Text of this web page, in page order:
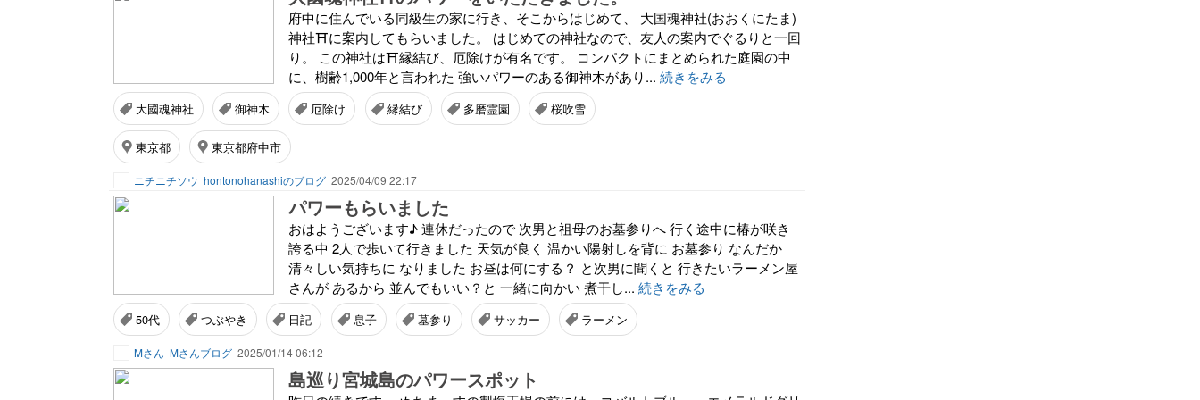
府中に住んでいる同級生の家に行き、そこからはじめて、 大国魂神社(おおくにたま)
神社⛩️に案内してもらいました。 はじめての神社なので、友人の案内でぐるりと一回
り。 この神社は⛩️縁結び、厄除けが有名です。 コンパクトにまとめられた庭園の中
に、樹齢1,000年と言われた 強いパワーのある御神木があり... 続きをみる
大國魂神社 御神木 厄除け 縁結び 多磨霊園 桜吹雪
東京都 東京都府中市
ニチニチソウ hontonohanashiのブログ 2025/04/09 22:17
パワーもらいました
おはようございます♪ 連休だったので 次男と祖母のお墓参りへ 行く途中に椿が咲き
誇る中 2人で歩いて行きました 天気が良く 温かい陽射しを背に お墓参り なんだか
清々しい気持ちに なりました お昼は何にする？ と次男に聞くと 行きたいラーメン屋
さんが あるから 並んでもいい？と 一緒に向かい 煮干し... 続きをみる
50代 つぶやき 日記 息子 墓参り サッカー ラーメン
Mさん Mさんブログ 2025/01/14 06:12
島巡り宮城島のパワースポット